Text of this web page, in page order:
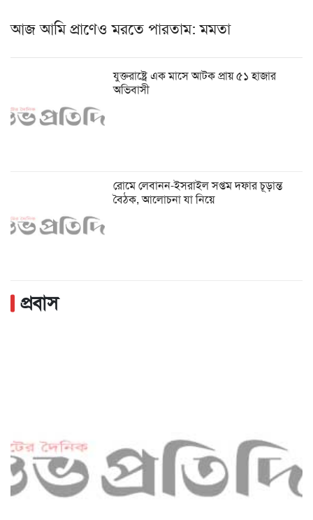
আজ আমি প্রাণেও মরতে পারতাম: মমতা
যুক্তরাষ্ট্রে এক মাসে আটক প্রায় ৫১ হাজার
অভিবাসী
রোমে লেবানন-ইসরাইল সপ্তম দফার চূড়ান্ত
বৈঠক, আলোচনা যা নিয়ে
প্রবাস